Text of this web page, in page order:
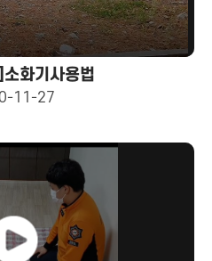
화기사용법
11-27